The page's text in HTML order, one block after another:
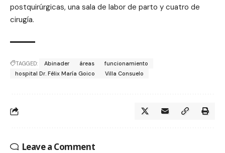
postquirúrgicas, una sala de labor de parto y cuatro de
cirugía.
TAGGED: Abinader áreas
funcionamiento
hospital Dr. Félix María Goico
Villa Consuelo
Leave a Comment